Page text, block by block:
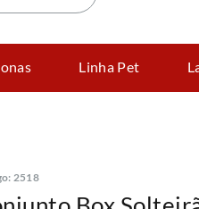
Linha Pet
: 2518